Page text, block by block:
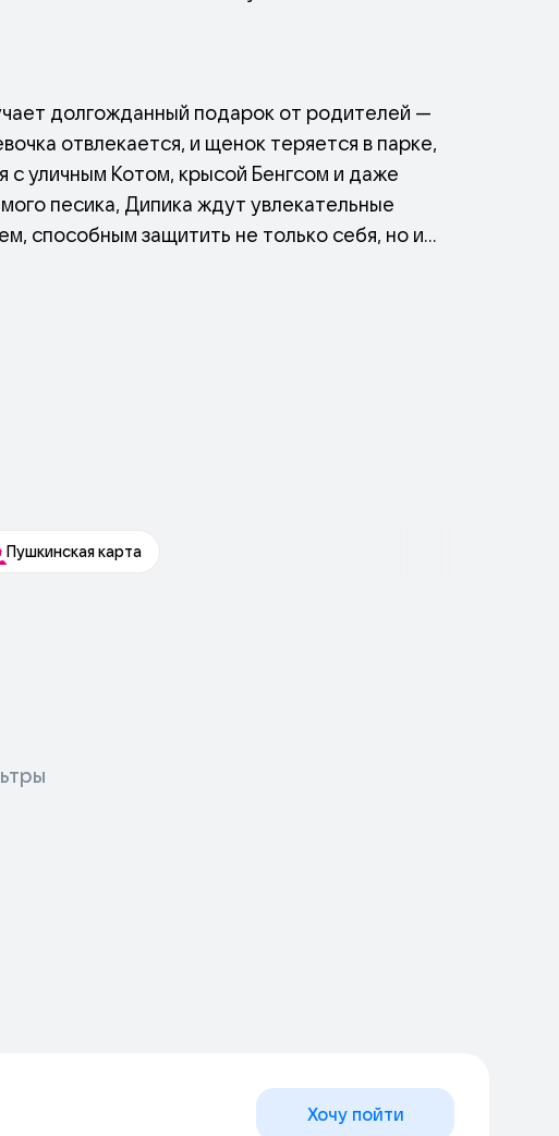
долгожданный подарок от родителей —
отвлекается, и щенок теряется в парке,
уличным Котом, крысой Бенгсом и даже
песика, Дипика ждут увлекательные
способным защитить не только себя, но и
Пушкинская карта
Хочу пойти